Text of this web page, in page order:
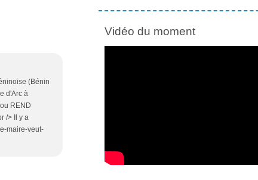
(Bénin
d'Arc à
REND
/> Il y a
maire-veut-
Vidéo du moment